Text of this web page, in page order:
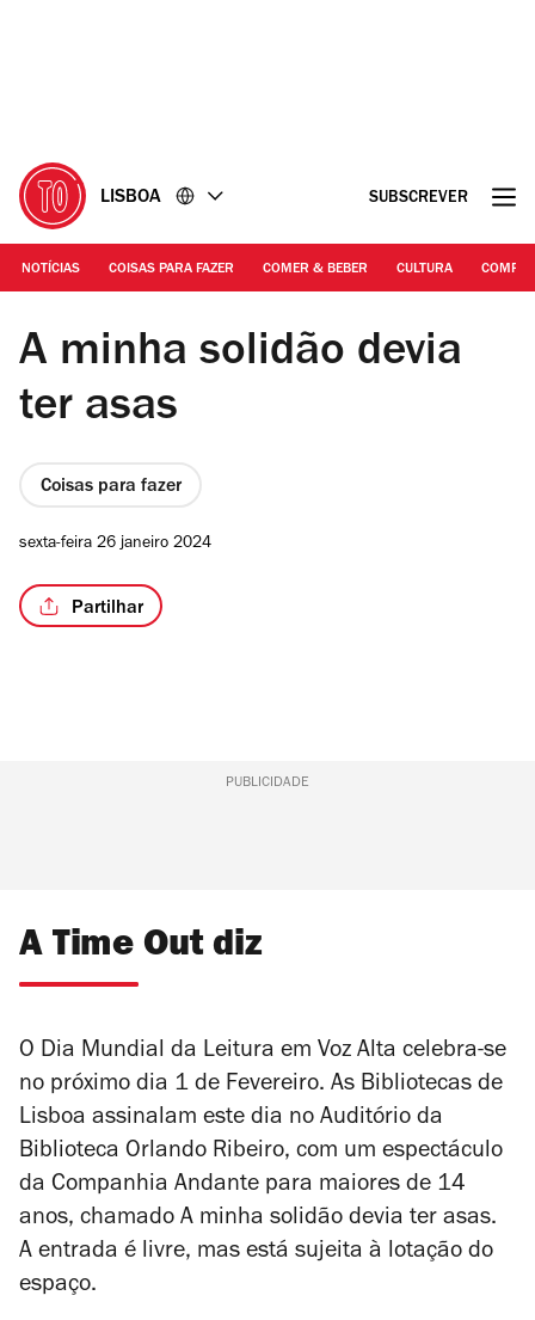
LISBOA SUBSCREVER
NOTÍCIAS COISAS PARA FAZER COMER & BEBER CULTURA
DR | A minha solidão devia ter asas
A minha solidão devia
ter asas
Coisas para fazer
sexta-feira 26 janeiro 2024
Partilhar
PUBLICIDADE
A Time Out diz
O Dia Mundial da Leitura em Voz Alta celebra-se
no próximo dia 1 de Fevereiro. As Bibliotecas de
Lisboa assinalam este dia no Auditório da
Biblioteca Orlando Ribeiro, com um espectáculo
da Companhia Andante para maiores de 14
anos, chamado A minha solidão devia ter asas.
A entrada é livre, mas está sujeita à lotação do
espaço.